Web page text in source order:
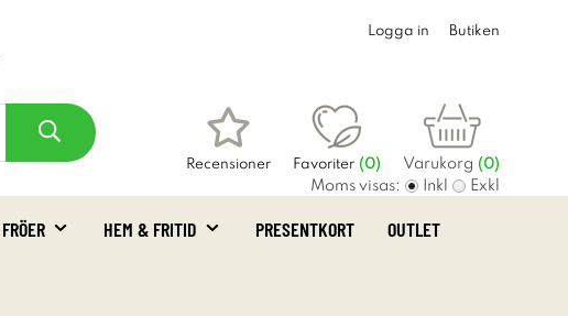
Logga in Butiken
Recensioner Favoriter (0) Varukorg (0)
Moms visas: Inkl Exkl
FRÖER HEM & FRITID PRESENTKORT OUTLET